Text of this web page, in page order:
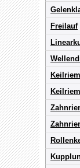
Freilauf